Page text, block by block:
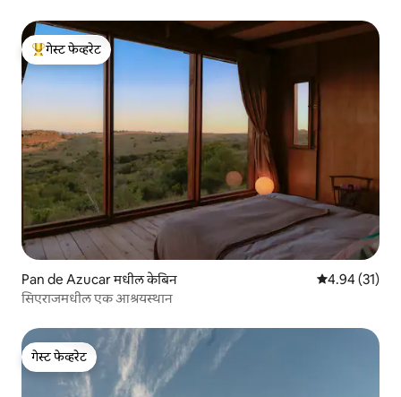
टॉप गेस्ट फेव्हरेट
गेस्ट फेव्हरेट
Pan de Azucar मधील केबिन 5 पैकी 4.94
4.94 (31)
सिएराजमधील एक आश्रयस्थान
गेस्ट फेव्हरेट
गेस्ट फेव्हरेट